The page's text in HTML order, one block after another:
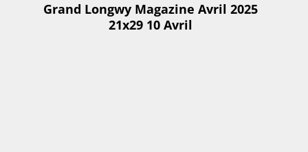
Grand Longwy Magazine Avril 2025
21x29 10 Avril